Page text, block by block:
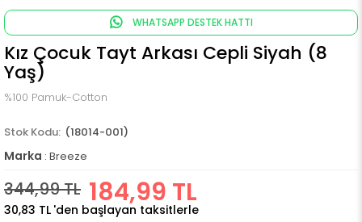
WHATSAPP DESTEK HATTI
Kız Çocuk Tayt Arkası Cepli Siyah (8
Yaş)
%100 Pamuk-Cotton
(18014-001)
Marka : Breeze
344,99 TL 184,99 TL
30,83 TL 'den başlayan taksitlerle